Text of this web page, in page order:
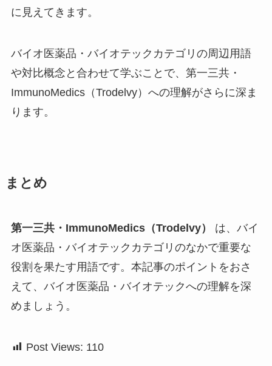
に見えてきます。
バイオ医薬品・バイオテックカテゴリの周辺用語
や対比概念と合わせて学ぶことで、第一三共・
ImmunoMedics（Trodelvy）への理解がさらに深ま
ります。
まとめ
第一三共・ImmunoMedics（Trodelvy）
は、バイ
オ医薬品・バイオテックカテゴリのなかで重要な
役割を果たす用語です。本記事のポイントをおさ
えて、バイオ医薬品・バイオテックへの理解を深
めましょう。
Post Views: 110